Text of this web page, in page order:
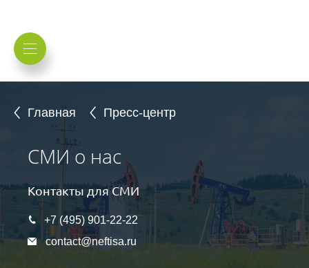
Главная Пресс-центр
СМИ о нас
Контакты для СМИ
+7 (495) 901-22-22
contact@neftisa.ru